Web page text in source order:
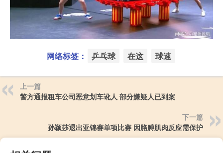
网络标签： 乒乓球 在这 球速
上一篇
警方通报租车公司恶意划车讹人 部分嫌疑人已到案
下一篇
孙颖莎退出亚锦赛单项比赛 因胳膊肌肉反应需保护